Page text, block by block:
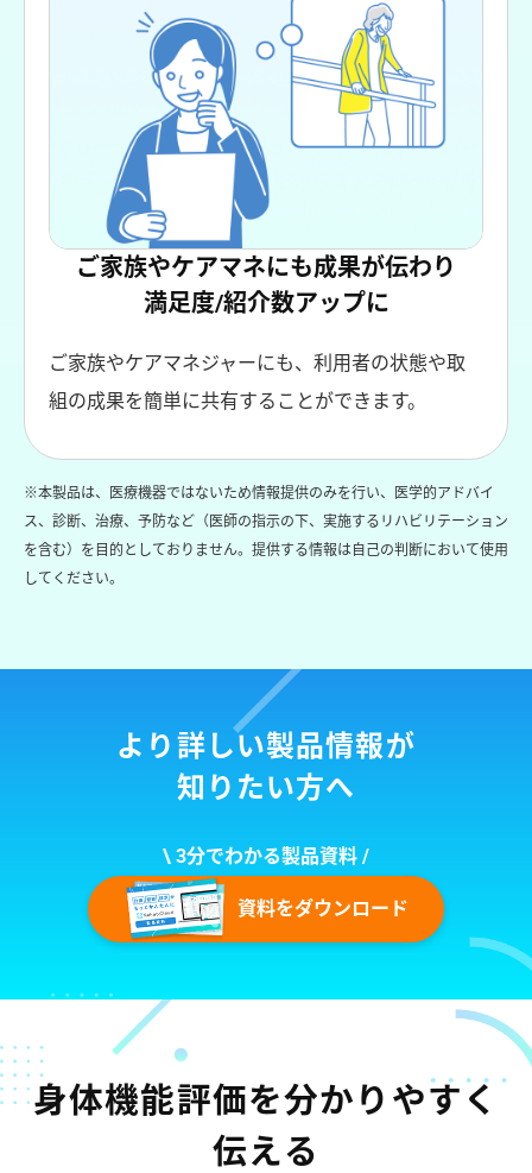
ご家族やケアマネにも成果が伝わり
満足度/紹介数アップに
ご家族やケアマネジャーにも、利用者の状態や取
組の成果を簡単に共有することができます。
※本製品は、医療機器ではないため情報提供のみを行い、医学的アドバイ
ス、診断、治療、予防など（医師の指示の下、実施するリハビリテーション
を含む）を目的としておりません。提供する情報は自己の判断において使用
してください。
より詳しい製品情報が
知りたい方へ
\ 3分でわかる製品資料 /
資料をダウンロード
身体機能評価を分かりやすく
伝える